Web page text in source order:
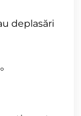
deplasări